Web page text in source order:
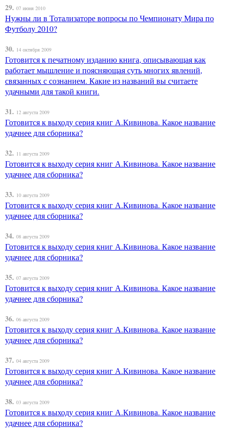
29. 07 июня 2010
Нужны ли в Тотализаторе вопросы по Чемпионату Мира по
Футболу 2010?
30. 14 октября 2009
Готовится к печатному изданию книга, описывающая как
работает мышление и поясняющая суть многих явлений,
связанных с сознанием. Какие из названий вы считаете
удачными для такой книги.
31. 12 августа 2009
Готовится к выходу серия книг А.Кивинова. Какое название
удачнее для сборника?
32. 11 августа 2009
Готовится к выходу серия книг А.Кивинова. Какое название
удачнее для сборника?
33. 10 августа 2009
Готовится к выходу серия книг А.Кивинова. Какое название
удачнее для сборника?
34. 08 августа 2009
Готовится к выходу серия книг А.Кивинова. Какое название
удачнее для сборника?
35. 07 августа 2009
Готовится к выходу серия книг А.Кивинова. Какое название
удачнее для сборника?
36. 06 августа 2009
Готовится к выходу серия книг А.Кивинова. Какое название
удачнее для сборника?
37. 04 августа 2009
Готовится к выходу серия книг А.Кивинова. Какое название
удачнее для сборника?
38. 03 августа 2009
Готовится к выходу серия книг А.Кивинова. Какое название
удачнее для сборника?